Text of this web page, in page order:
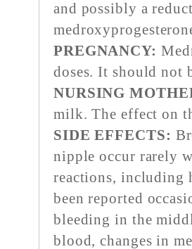
and possibly a
PREGNANCY:
doses. It should not
NURSING
milk. The effect on
SIDE EFFECTS:
nipple occur rarely
reactions, including
been reported
bleeding in the
blood, changes in